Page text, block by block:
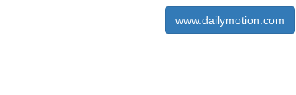
www.dailymotion.com